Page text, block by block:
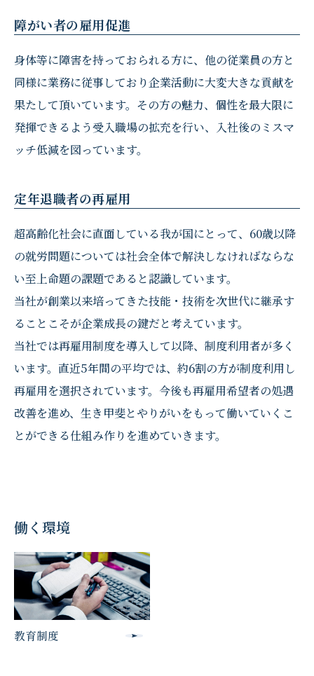
障がい者の雇用促進
身体等に障害を持っておられる方に、他の従業員の方と
同様に業務に従事しており企業活動に大変大きな貢献を
果たして頂いています。その方の魅力、個性を最大限に
発揮できるよう受入職場の拡充を行い、入社後のミスマ
ッチ低減を図っています。
定年退職者の再雇用
超高齢化社会に直面している我が国にとって、60歳以降
の就労問題については社会全体で解決しなければならな
い至上命題の課題であると認識しています。
当社が創業以来培ってきた技能・技術を次世代に継承す
ることこそが企業成長の鍵だと考えています。
当社では再雇用制度を導入して以降、制度利用者が多く
います。直近5年間の平均では、約6割の方が制度利用し
再雇用を選択されています。今後も再雇用希望者の処遇
改善を進め、生き甲斐とやりがいをもって働いていくこ
とができる仕組み作りを進めていきます。
働く環境
教育制度